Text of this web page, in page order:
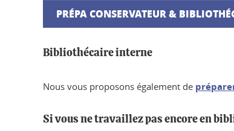
PRÉPA CONSERVATEUR &
Bibliothécaire interne
Nous vous proposons également de
Si vous ne travaillez pas encore en